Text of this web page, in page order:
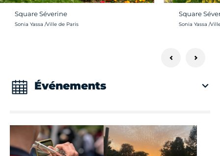
Square Séverine
Crédit photo :
Sonia Yassa /Ville de Paris
Square
Crédit photo :
Sonia Yassa /
Événements